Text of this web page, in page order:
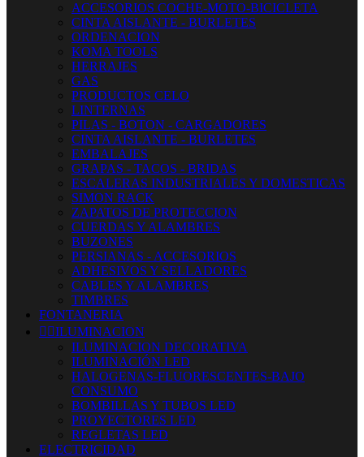
ACCESORIOS COCHE-MOTO-BICICLETA
CINTA AISLANTE - BURLETES
ORDENACION
KOMA TOOLS
HERRAJES
GAS
PRODUCTOS CELO
LINTERNAS
PILAS - BOTON - CARGADORES
CINTA AISLANTE - BURLETES
EMBALAJES
GRAPAS - TACOS - BRIDAS
ESCALERAS INDUSTRIALES Y DOMESTICAS
SIMON RACK
ZAPATOS DE PROTECCION
CUERDAS Y ALAMBRES
BUZONES
PERSIANAS - ACCESORIOS
ADHESIVOS Y SELLADORES
CABLES Y ALAMBRES
TIMBRES
FONTANERIA
 ILUMINACION
ILUMINACION DECORATIVA
ILUMINACIÓN LED
HALOGENAS-FLUORESCENTES-BAJO
CONSUMO
BOMBILLAS Y TUBOS LED
PROYECTORES LED
REGLETAS LED
ELECTRICIDAD